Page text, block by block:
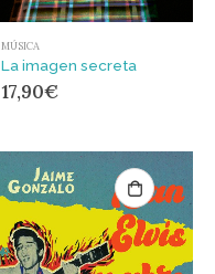
MÚSICA
La imagen secreta
17,90€